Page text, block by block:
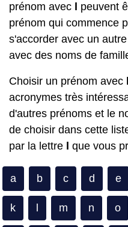
prénom avec
peuvent
prénom qui commence
s'accorder avec un
avec des noms de
Choisir un prénom avec
acronymes très
d'autres prénoms et le
de choisir dans cette
par la lettre
que vous
a b c d e
k m n o